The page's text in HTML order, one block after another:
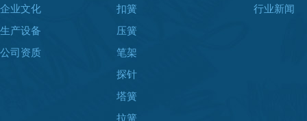
企业文化
生产设备
公司资质
扣簧
压簧
笔架
探针
塔簧
拉簧
行业新闻